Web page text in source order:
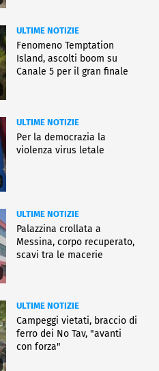
ULTIME NOTIZIE
Fenomeno Temptation
Island, ascolti boom su
Canale 5 per il gran finale
ULTIME NOTIZIE
Per la democrazia la
violenza virus letale
ULTIME NOTIZIE
Palazzina crollata a
Messina, corpo recuperato,
scavi tra le macerie
ULTIME NOTIZIE
Campeggi vietati, braccio di
ferro dei No Tav, "avanti
con forza"